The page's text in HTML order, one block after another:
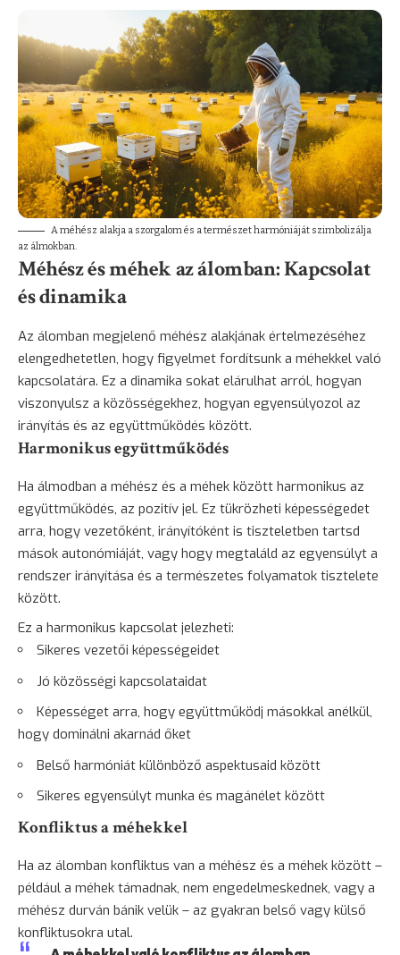
A méhész alakja a szorgalom és a természet harmóniáját szimbolizálja
az álmokban.
Méhész és méhek az álomban: Kapcsolat
és dinamika
Az álomban megjelenő méhész alakjának értelmezéséhez
elengedhetetlen, hogy figyelmet fordítsunk a méhekkel való
kapcsolatára. Ez a dinamika sokat elárulhat arról, hogyan
viszonyulsz a közösségekhez, hogyan egyensúlyozol az
irányítás és az együttműködés között.
Harmonikus együttműködés
Ha álmodban a méhész és a méhek között harmonikus az
együttműködés, az pozitív jel. Ez tükrözheti képességedet
arra, hogy vezetőként, irányítóként is tiszteletben tartsd
mások autonómiáját, vagy hogy megtaláld az egyensúlyt a
rendszer irányítása és a természetes folyamatok tisztelete
között.
Ez a harmonikus kapcsolat jelezheti:
Sikeres vezetői képességeidet
Jó közösségi kapcsolataidat
Képességet arra, hogy együttműködj másokkal anélkül,
hogy dominálni akarnád őket
Belső harmóniát különböző aspektusaid között
Sikeres egyensúlyt munka és magánélet között
Konfliktus a méhekkel
Ha az álomban konfliktus van a méhész és a méhek között –
például a méhek támadnak, nem engedelmeskednek, vagy a
méhész durván bánik velük – az gyakran belső vagy külső
konfliktusokra utal.